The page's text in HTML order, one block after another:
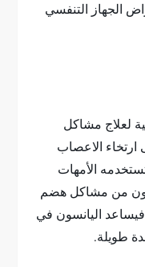
الجهاز التنفسي
لعلاج مشاكل
الاعصاب
الأمهات
من مشاكل هضم
اليانسون في
طويلة.